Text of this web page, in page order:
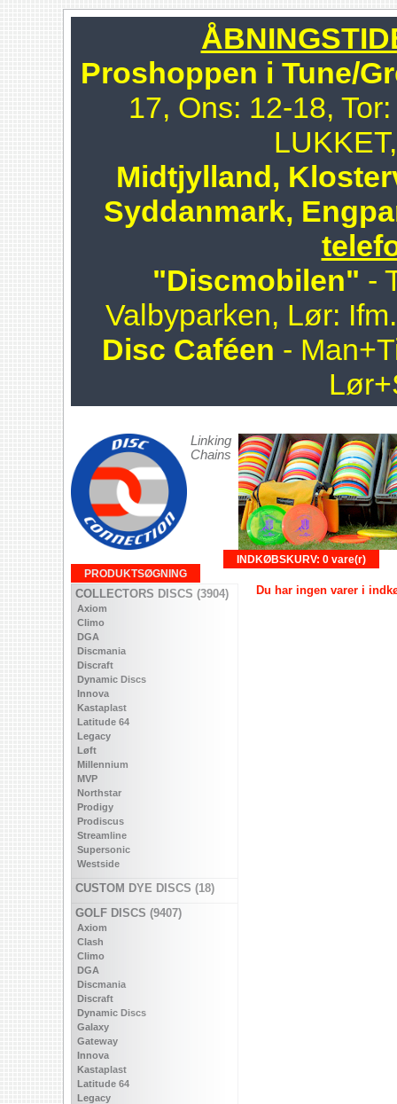
Proshoppen i Tune/
17, Ons: 12-18,
Midtjylland,
Syddanmark,
"Discmobilen" -
Valbyparken, Lør:
Disc Caféen -
Linking
Chains
INDKØBSKURV: 0 vare(r)
PRODUKTSØGNING
COLLECTORS DISCS (3904)
Axiom
Climo
DGA
Discmania
Discraft
Dynamic Discs
Innova
Kastaplast
Latitude 64
Legacy
Løft
Millennium
MVP
Northstar
Prodigy
Prodiscus
Streamline
Supersonic
Westside
CUSTOM DYE DISCS (18)
GOLF DISCS (9407)
Axiom
Clash
Climo
DGA
Discmania
Discraft
Dynamic Discs
Galaxy
Gateway
Innova
Kastaplast
Latitude 64
Legacy
Du har ingen varer i